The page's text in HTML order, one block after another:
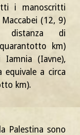
i manoscritti
(12, 9)
distanza di
km)
(Iavne),
equivale a circa
km).
Palestina sono